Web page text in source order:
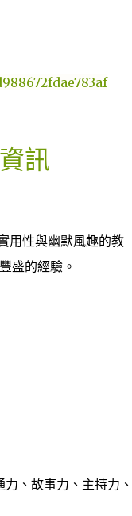
訊
用性與幽默風趣的教
盛的經驗。
、故事力、主持力、